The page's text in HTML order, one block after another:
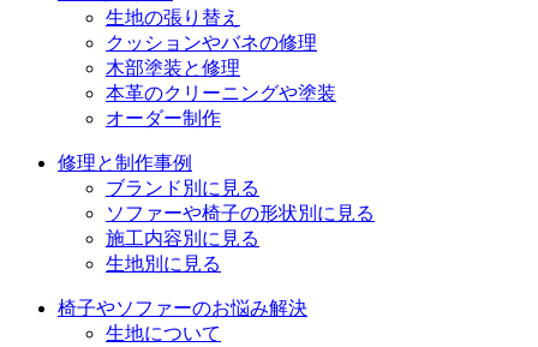
生地の張り替え
クッションやバネの修理
木部塗装と修理
本革のクリーニングや塗装
オーダー制作
修理と制作事例
ブランド別に見る
ソファーや椅子の形状別に見る
施工内容別に見る
生地別に見る
椅子やソファーのお悩み解決
生地について